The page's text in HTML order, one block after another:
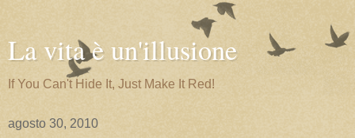
La vita è un'illusione
If You Can't Hide It, Just Make It Red!
agosto 30, 2010